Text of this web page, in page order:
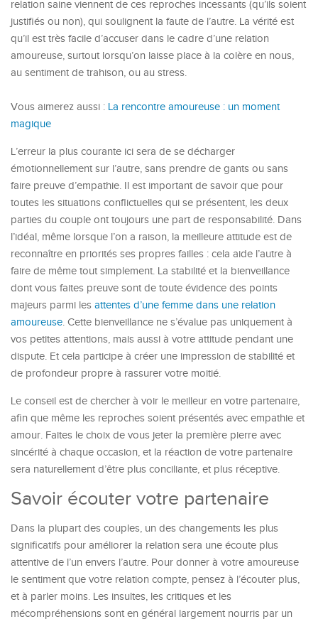
relation saine viennent de ces reproches incessants (qu’ils soient
justifiés ou non), qui soulignent la faute de l’autre. La vérité est
qu’il est très facile d’accuser dans le cadre d’une relation
amoureuse, surtout lorsqu’on laisse place à la colère en nous,
au sentiment de trahison, ou au stress.
Vous aimerez aussi : La rencontre amoureuse : un moment
magique
L’erreur la plus courante ici sera de se décharger
émotionnellement sur l’autre, sans prendre de gants ou sans
faire preuve d’empathie. Il est important de savoir que pour
toutes les situations conflictuelles qui se présentent, les deux
parties du couple ont toujours une part de responsabilité. Dans
l’idéal, même lorsque l’on a raison, la meilleure attitude est de
reconnaître en priorités ses propres failles : cela aide l’autre à
faire de même tout simplement. La stabilité et la bienveillance
dont vous faites preuve sont de toute évidence des points
majeurs parmi les attentes d’une femme dans une relation
amoureuse. Cette bienveillance ne s’évalue pas uniquement à
vos petites attentions, mais aussi à votre attitude pendant une
dispute. Et cela participe à créer une impression de stabilité et
de profondeur propre à rassurer votre moitié.
Le conseil est de chercher à voir le meilleur en votre partenaire,
afin que même les reproches soient présentés avec empathie et
amour. Faites le choix de vous jeter la première pierre avec
sincérité à chaque occasion, et la réaction de votre partenaire
sera naturellement d’être plus conciliante, et plus réceptive.
Savoir écouter votre partenaire
Dans la plupart des couples, un des changements les plus
significatifs pour améliorer la relation sera une écoute plus
attentive de l’un envers l’autre. Pour donner à votre amoureuse
le sentiment que votre relation compte, pensez à l’écouter plus,
et à parler moins. Les insultes, les critiques et les
mécompréhensions sont en général largement nourris par un